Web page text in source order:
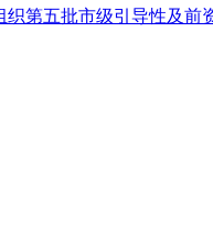
织第五批市级引导性及前